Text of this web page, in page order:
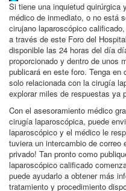
Si tiene una inquietud quirúrgica
médico de inmediato, o no está
cirujano laparoscópico
a través de este Foro del
disponible las 24 horas del día
proporcionado y dentro de unos
publicará en este foro. Tenga en
solo relacionada con la cirugía
explorar miles de respuestas ya
Con el asesoramiento médico
cirugía laparoscópica, puede
laparoscópico y el médico le
tuviera un intercambio de
privado! Tan pronto como
laparoscópico calificado
puede ayudarlo a obtener más
tratamiento y procedimiento